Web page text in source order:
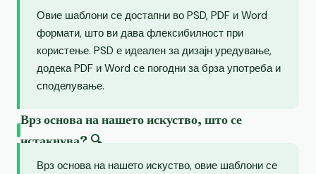
Овие шаблони се достапни во PSD, PDF и Word
формати, што ви дава флексибилност при
користење. PSD е идеален за дизајн уредување,
додека PDF и Word се погодни за брза употреба и
споделување.
Врз основа на нашето искуство, што се
истакнува? 🔍
Врз основа на нашето искуство, овие шаблони се